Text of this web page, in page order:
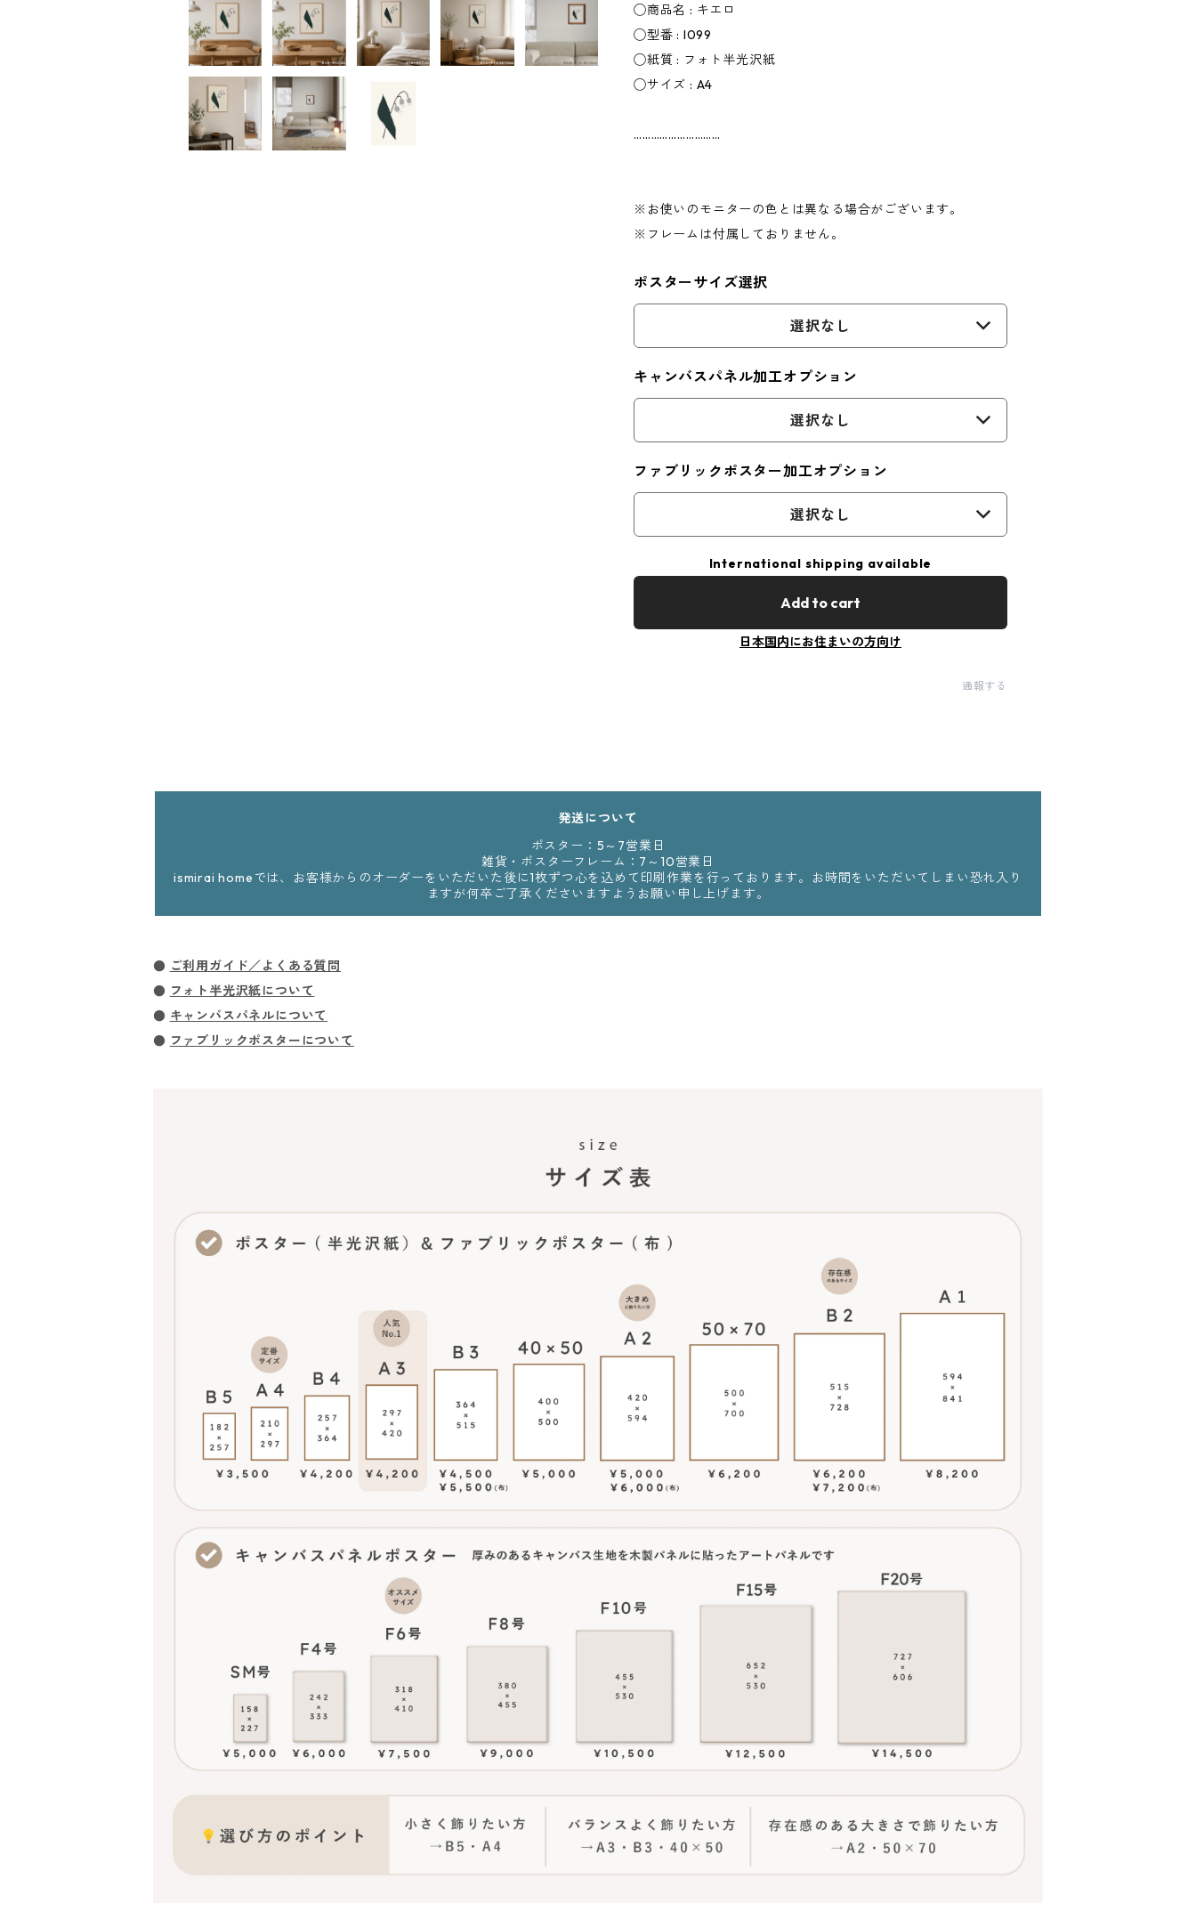
◯商品名 : キエロ
◯型番 : I099
◯紙質 : フォト半光沢紙
◯サイズ : A4
…………………………
※お使いのモニターの色とは異なる場合がございます。
※フレームは付属しておりません。
ポスターサイズ選択
選択なし
キャンバスパネル加工オプション
選択なし
ファブリックポスター加工オプション
選択なし
International shipping available
Add to cart
日本国内にお住まいの方向け
通報する
発送について
ポスター：5～7営業日
雑貨・ポスターフレーム：7～10営業日
ismirai homeでは、お客様からのオーダーをいただいた後に1枚ずつ心を込めて印刷作業を行っております。お時間をいただいてしまい恐れ入り
ますが何卒ご了承くださいますようお願い申し上げます。
● ご利用ガイド／よくある質問
● フォト半光沢紙について
● キャンバスパネルについて
● ファブリックポスターについて